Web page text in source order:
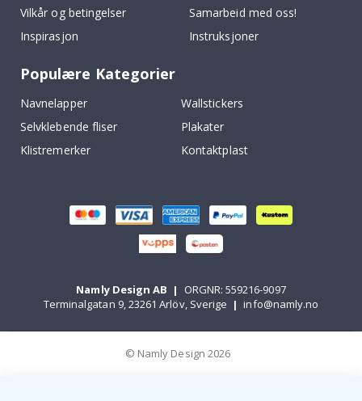
Vilkår og betingelser
Inspirasjon
Samarbeid med oss!
Instruksjoner
Populære Kategorier
Navnelapper
Wallstickers
Selvklebende fliser
Plakater
Klistremerker
Kontaktplast
Namly Design AB |
ORGNR: 559216-9097
Terminalgatan 9, 23261 Arlöv, Sverige | info@namly.no
© Namly Design 2026